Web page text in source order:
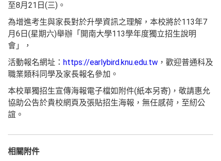
至8月21日(三)。
為增進考生與家長對於升學資訊之理解，本校將於113年7
月6日(星期六)舉辦「開南大學113學年度獨立招生說明
會」，
活動報名網址： https://earlybird.knu.edu.tw ，歡迎普通科及
職業類科同學及家長報名參加。
本校單獨招生宣傳海報電子檔如附件(紙本另寄)，敬請惠允
協助公告於貴校網頁及張貼招生海報，無任感荷，至紉公
誼。
相關附件